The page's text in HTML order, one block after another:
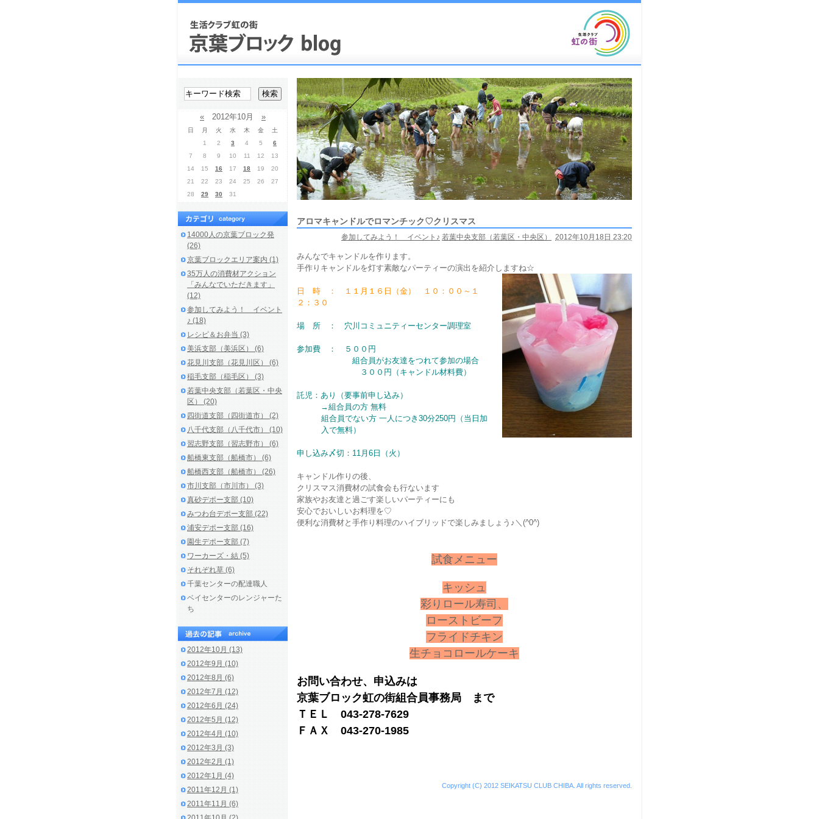
アロマキャンドルでロマンチック♡クリスマス
参加してみよう！ イベント♪ 若葉中央支部（若葉区・中央区） 2012年10月18日 23:20
みんなでキャンドルを作ります。
手作りキャンドルを灯す素敵なパーティーの演出を紹介しますね☆
日 時 ： １１月１６日（金） １０：００～１
２：３０
場 所 ： 穴川コミュニティーセンター調理室
参加費 ： ５００円
組合員がお友達をつれて参加の場合
３００円（キャンドル材料費）
託児：あり（要事前申し込み）
→組合員の方 無料
組合員でない方 一人につき30分250円（当日加
入で無料）
申し込み〆切：11月6日（火）
キャンドル作りの後、
クリスマス消費材の試食会も行ないます
家族やお友達と過ごす楽しいパーティーにも
安心でおいしいお料理を♡
便利な消費材と手作り料理のハイブリッドで楽しみましょう♪＼(^0^)
試食メニュー
キッシュ
彩りロール寿司、
ローストビーフ
フライドチキン
生チョコロールケーキ
お問い合わせ、申込みは
京葉ブロック虹の街組合員事務局 まで
ＴＥＬ 043-278-7629
ＦＡＸ 043-270-1985
Copyright (C) 2012 SEIKATSU CLUB CHIBA. All rights reserved.
« 2012年10月 »
日 月 火 水 木 金
土
1
2 3 4 5
6
7
8 9 10 11 12
13
14
15 16 17 18 19
20
21
22 23 24 25 26
27
28
29 30 31
14000人の京葉ブロック発
(26)
京葉ブロックエリア案内 (1)
35万人の消費材アクション
「みんなでいただきます」
(12)
参加してみよう！ イベント
♪ (18)
レシピ＆お弁当 (3)
美浜支部（美浜区） (6)
花見川支部（花見川区） (6)
稲毛支部（稲毛区） (3)
若葉中央支部（若葉区・中央
区） (20)
四街道支部（四街道市） (2)
八千代支部（八千代市） (10)
習志野支部（習志野市） (6)
船橋東支部（船橋市） (6)
船橋西支部（船橋市） (26)
市川支部（市川市） (3)
真砂デポー支部 (10)
みつわ台デポー支部 (22)
浦安デポー支部 (16)
園生デポー支部 (7)
ワーカーズ・結 (5)
それぞれ草 (6)
千葉センターの配達職人
ベイセンターのレンジャーた
ち
2012年10月 (13)
2012年9月 (10)
2012年8月 (6)
2012年7月 (12)
2012年6月 (24)
2012年5月 (12)
2012年4月 (10)
2012年3月 (3)
2012年2月 (1)
2012年1月 (4)
2011年12月 (1)
2011年11月 (6)